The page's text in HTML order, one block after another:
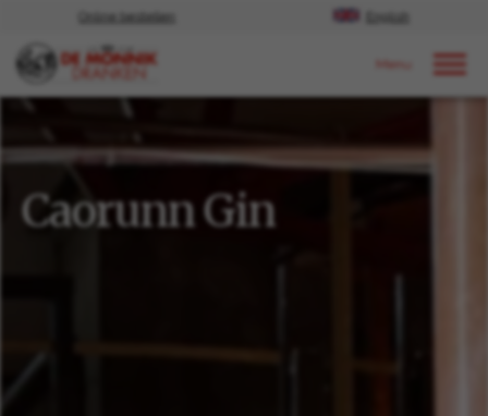
Online bestellen English
Caorunn Gin